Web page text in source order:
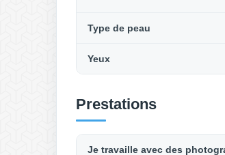
Type de peau
Yeux
Prestations
Je travaille avec des